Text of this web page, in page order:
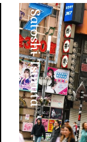
Satoshi Tsuruta